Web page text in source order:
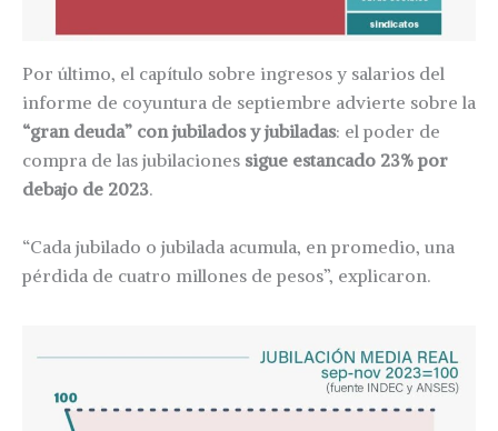
Por último, el capítulo sobre ingresos y salarios del
informe de coyuntura de septiembre advierte sobre la
“gran deuda” con jubilados y jubiladas: el poder de
compra de las jubilaciones sigue estancado 23% por
debajo de 2023.
“Cada jubilado o jubilada acumula, en promedio, una
pérdida de cuatro millones de pesos”, explicaron.